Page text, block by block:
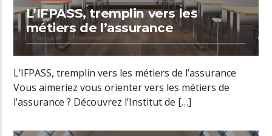
L’IFPASS, tremplin vers les
métiers de l’assurance
L’IFPASS, tremplin vers les métiers de l’assurance
Vous aimeriez vous orienter vers les métiers de
l’assurance ? Découvrez l’Institut de […]